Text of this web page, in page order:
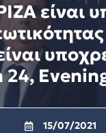
είναι
24,
15/07/2021